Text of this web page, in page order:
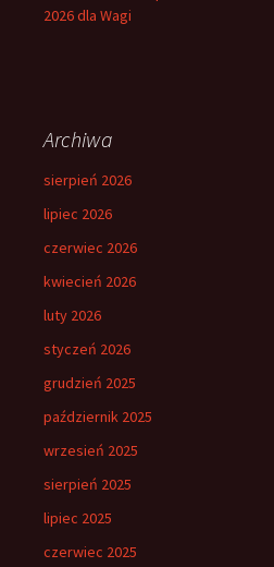
2026 dla Wagi
Archiwa
sierpień 2026
lipiec 2026
czerwiec 2026
kwiecień 2026
luty 2026
styczeń 2026
grudzień 2025
październik 2025
wrzesień 2025
sierpień 2025
lipiec 2025
czerwiec 2025